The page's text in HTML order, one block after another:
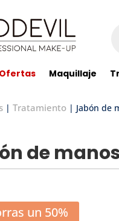
Ofertas Maquillaje
|Tratamiento | Jabón de
de
un 50%